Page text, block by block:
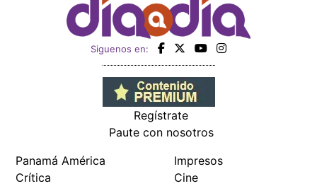
Siguenos en:
Regístrate
Paute con nosotros
Panamá América
Crítica
Impresos
Cine